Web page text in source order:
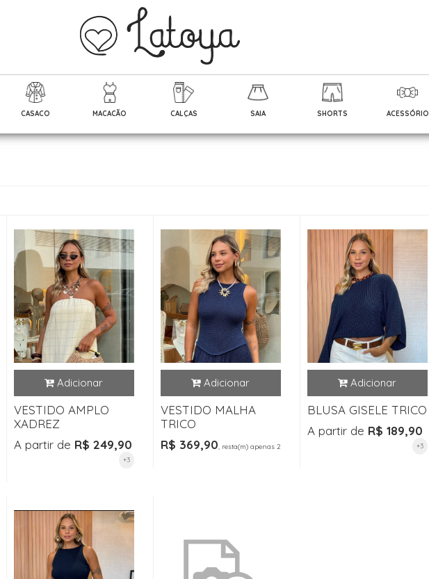
CASACO MACACÃO CALÇAS SAIA SHORTS ACESSÓRIO
VESTIDO AMPLO
XADREZ
A partir de R$ 249,90
+3
VESTIDO MALHA
TRICO
R$ 369,90, resta(m) apenas 2
BLUSA GISELE TRICO
A partir de R$ 189,90
+3